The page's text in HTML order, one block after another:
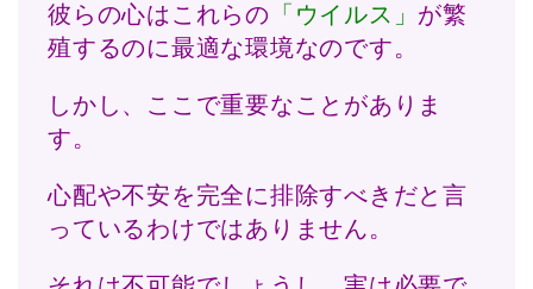
彼らの心はこれらの 「ウイルス」 が繁
殖するのに最適な環境なのです。
しかし、ここで重要なことがありま
す。
心配や不安を完全に排除すべきだと言
っているわけではありません。